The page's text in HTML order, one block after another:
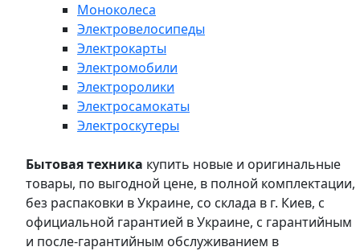
Моноколеса
Электровелосипеды
Электрокарты
Электромобили
Электроролики
Электросамокаты
Электроскутеры
Бытовая техника купить новые и оригинальные
товары, по выгодной цене, в полной комплектации,
без распаковки в Украине, со склада в г. Киев, с
официальной гарантией в Украине, с гарантийным
и после-гарантийным обслуживанием в